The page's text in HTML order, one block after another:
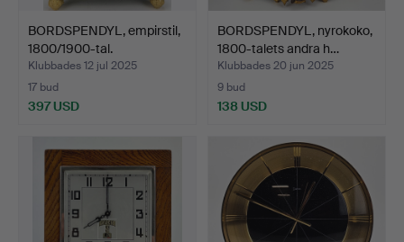
BORDSPENDYL, empirstil,
1800/1900-tal.
Klubbades 12 jul 2025
17 bud
397 USD
BORDSPENDYL, nyrokoko,
1800-talets andra h…
Klubbades 20 jun 2025
9 bud
138 USD